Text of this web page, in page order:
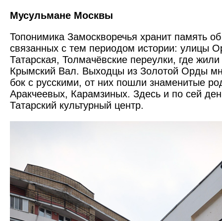
Мусульмане Москвы
Топонимика Замоскворечья хранит память
связанных с тем периодом истории: улицы
Татарская, Толмачёвские переулки, где
Крымский Вал. Выходцы из Золотой Орды
бок с русскими, от них пошли знаменитые
Аракчеевых, Карамзиных. Здесь и по сей
Татарский культурный центр.